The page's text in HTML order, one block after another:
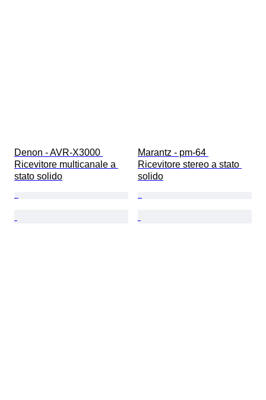
Denon - AVR-X3000
Ricevitore multicanale a
stato solido
Marantz - pm-64
Ricevitore stereo a stato
solido